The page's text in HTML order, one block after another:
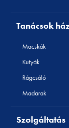
Tanácsok
Macskák
Kutyák
Rágcsáló
Madarak
Szolgáltatás